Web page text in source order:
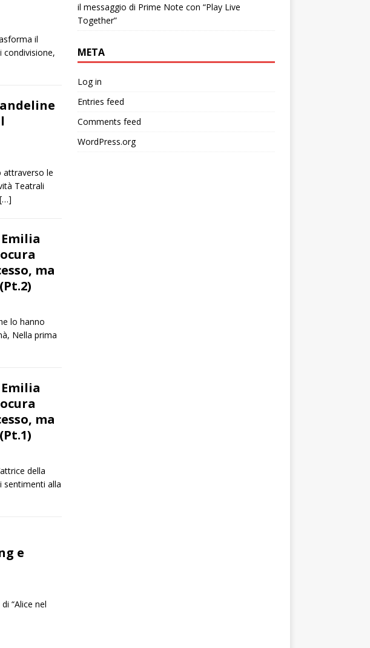
il
condivisione,
attraverso le
Teatrali
[…]
ma
lo hanno
Nella prima
ma
della
sentimenti alla
e
“Alice nel
il messaggio di Prime Note con “Play Live
Together”
META
Log in
Entries feed
Comments feed
WordPress.org